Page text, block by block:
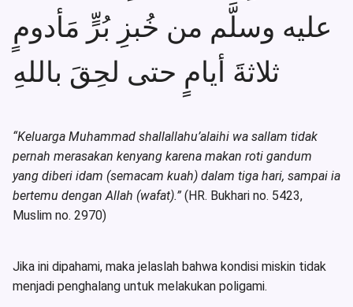
عليه وسلَّم من خُبزِ بُرٍّ مَأدومٍ
ثلاثةَ أيامٍ حتى لحِقَ باللهِ
“Keluarga Muhammad shallallahu’alaihi wa sallam tidak
pernah merasakan kenyang karena makan roti gandum
yang diberi idam (semacam kuah) dalam tiga hari, sampai ia
bertemu dengan Allah (wafat).” (HR. Bukhari no. 5423,
Muslim no. 2970)
Jika ini dipahami, maka jelaslah bahwa kondisi miskin tidak
menjadi penghalang untuk melakukan poligami.